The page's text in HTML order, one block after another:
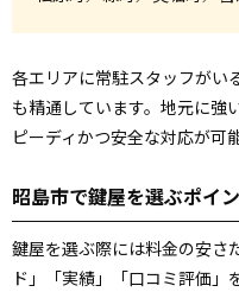
各エリアに常駐スタッフがい
も精通しています。地元に強
ピーディかつ安全な対応が可
昭島市で鍵屋を選ぶポイ
鍵屋を選ぶ際には料金の安さ
ド」「実績」「口コミ評価」